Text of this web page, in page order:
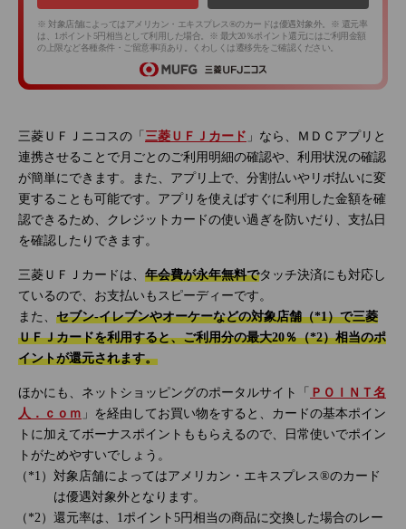
※ 対象店舗によってはアメリカン・エキスプレス®のカードは優遇対象外。※ 還元率
は、1ポイント5円相当として利用した場合。※ 最大20％ポイント還元にはご利用金額
の上限など各種条件・ご留意事項あり。くわしくは遷移先をご確認ください。
三菱ＵＦＪニコスの「 三菱ＵＦＪカード 」なら、ＭＤＣアプリと
連携させることで月ごとのご利用明細の確認や、利用状況の確認
が簡単にできます。また、アプリ上で、分割払いやリボ払いに変
更することも可能です。アプリを使えばすぐに利用した金額を確
認できるため、クレジットカードの使い過ぎを防いだり、支払日
を確認したりできます。
三菱ＵＦＪカードは、 年会費が永年無料でタッチ決済にも対応し
ているので、お支払いもスピーディーです。
また、 セブン‐イレブンやオーケーなどの対象店舗（*1）で三菱
ＵＦＪカードを利用すると、ご利用分の最大20％（*2）相当のポ
イントが還元されます。
ほかにも、ネットショッピングのポータルサイト「
ＰＯＩＮＴ名
人．ｃｏｍ 」を経由してお買い物をすると、カードの基本ポイン
トに加えてボーナスポイントももらえるので、日常使いでポイン
トがためやすいでしょう。
対象店舗によってはアメリカン・エキスプレス®のカード
は優遇対象外となります。
還元率は、1ポイント5円相当の商品に交換した場合のレー